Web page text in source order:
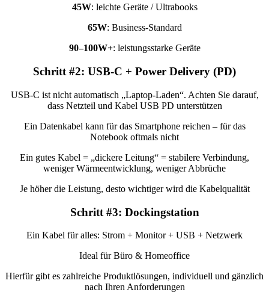
45W: leichte Geräte / Ultrabooks
65W: Business‑Standard
90–100W+: leistungsstarke Geräte
Schritt #2: USB‑C + Power Delivery (PD)
USB‑C ist nicht automatisch „Laptop‑Laden“. Achten Sie darauf,
dass Netzteil und Kabel USB PD unterstützen
Ein Datenkabel kann für das Smartphone reichen – für das
Notebook oftmals nicht
Ein gutes Kabel = „dickere Leitung“ = stabilere Verbindung,
weniger Wärmeentwicklung, weniger Abbrüche
Je höher die Leistung, desto wichtiger wird die Kabelqualität
Schritt #3: Dockingstation
Ein Kabel für alles: Strom + Monitor + USB + Netzwerk
Ideal für Büro & Homeoffice
Hierfür gibt es zahlreiche Produktlösungen, individuell und gänzlich
nach Ihren Anforderungen